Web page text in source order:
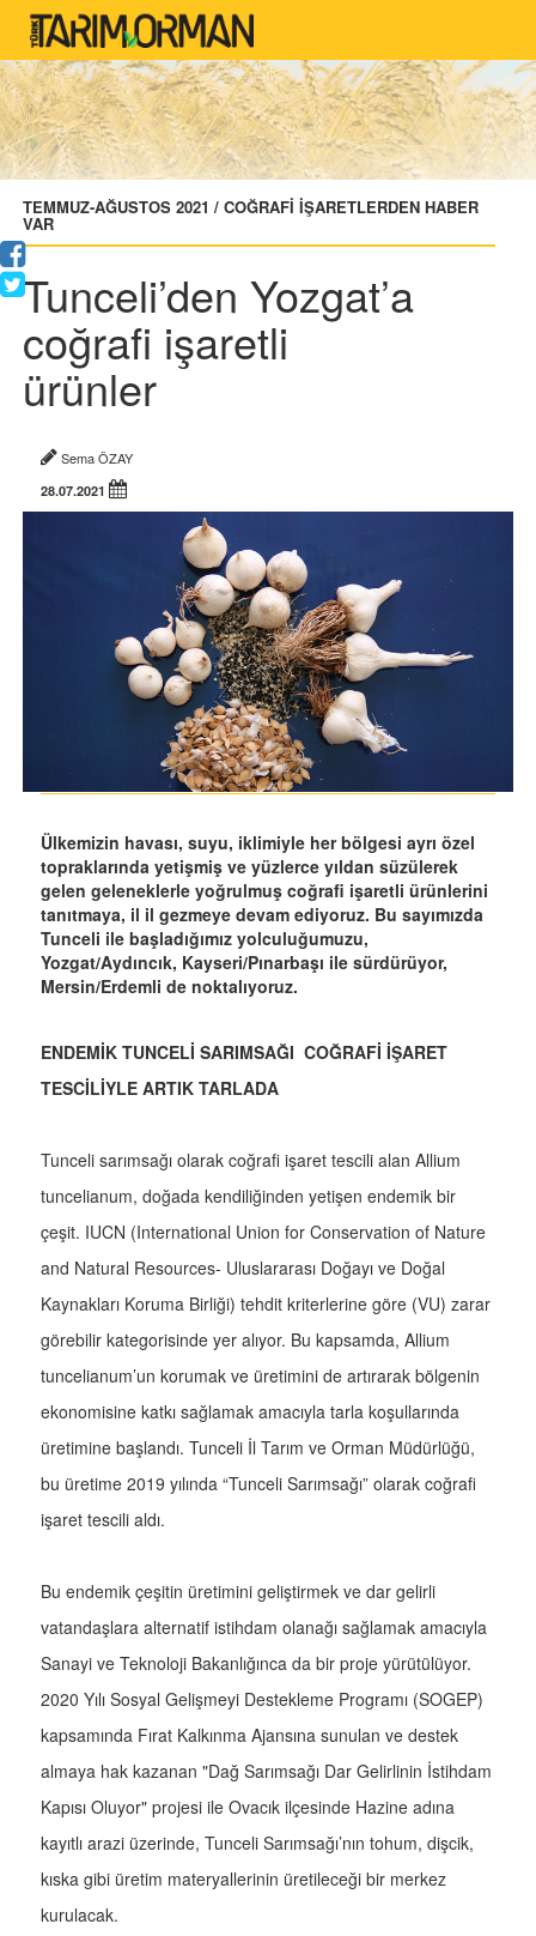
TEMMUZ-AĞUSTOS 2021 / COĞRAFİ İŞARETLERDEN HABER
VAR
Tunceli’den Yozgat’a
coğrafi işaretli
ürünler
Sema ÖZAY
28.07.2021
Ülkemizin havası, suyu, iklimiyle her bölgesi ayrı özel
topraklarında yetişmiş ve yüzlerce yıldan süzülerek
gelen geleneklerle yoğrulmuş coğrafi işaretli ürünlerini
tanıtmaya, il il gezmeye devam ediyoruz. Bu sayımızda
Tunceli ile başladığımız yolculuğumuzu,
Yozgat/Aydıncık, Kayseri/Pınarbaşı ile sürdürüyor,
Mersin/Erdemli de noktalıyoruz.
ENDEMİK TUNCELİ SARIMSAĞI COĞRAFİ İŞARET
TESCİLİYLE ARTIK TARLADA
Tunceli sarımsağı olarak coğrafi işaret tescili alan Allium
tuncelianum, doğada kendiliğinden yetişen endemik bir
çeşit. IUCN (International Union for Conservation of Nature
and Natural Resources- Uluslararası Doğayı ve Doğal
Kaynakları Koruma Birliği) tehdit kriterlerine göre (VU) zarar
görebilir kategorisinde yer alıyor. Bu kapsamda, Allium
tuncelianum’un korumak ve üretimini de artırarak bölgenin
ekonomisine katkı sağlamak amacıyla tarla koşullarında
üretimine başlandı. Tunceli İl Tarım ve Orman Müdürlüğü,
bu üretime 2019 yılında “Tunceli Sarımsağı” olarak coğrafi
işaret tescili aldı.
Bu endemik çeşitin üretimini geliştirmek ve dar gelirli
vatandaşlara alternatif istihdam olanağı sağlamak amacıyla
Sanayi ve Teknoloji Bakanlığınca da bir proje yürütülüyor.
2020 Yılı Sosyal Gelişmeyi Destekleme Programı (SOGEP)
kapsamında Fırat Kalkınma Ajansına sunulan ve destek
almaya hak kazanan "Dağ Sarımsağı Dar Gelirlinin İstihdam
Kapısı Oluyor" projesi ile Ovacık ilçesinde Hazine adına
kayıtlı arazi üzerinde, Tunceli Sarımsağı’nın tohum, dişcik,
kıska gibi üretim materyallerinin üretileceği bir merkez
kurulacak.